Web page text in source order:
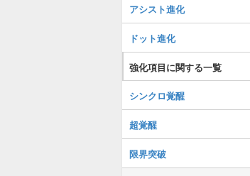
アシスト進化
ドット進化
強化項目に関する一覧
シンクロ覚醒
超覚醒
限界突破